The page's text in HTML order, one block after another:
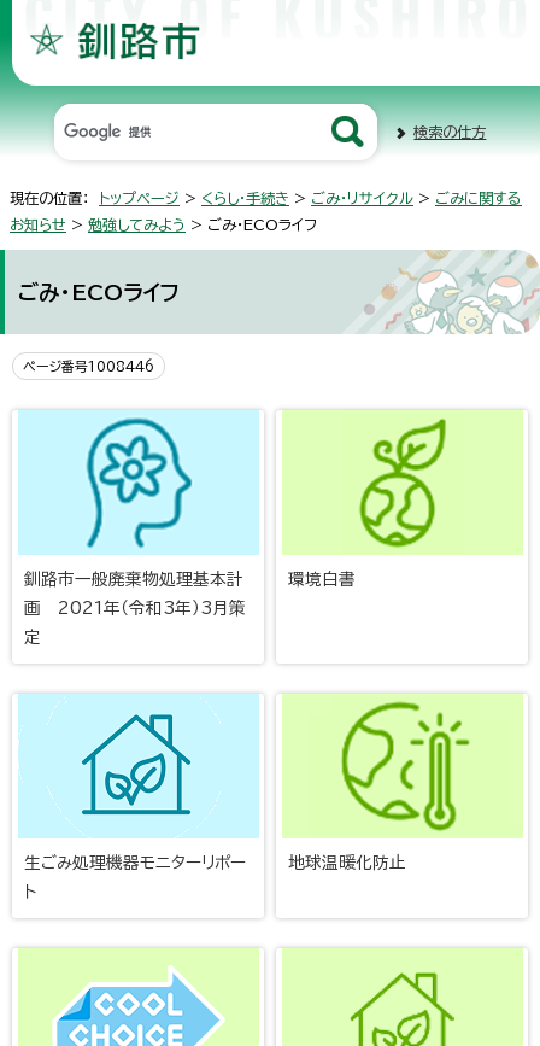
検索の仕方
現在の位置： トップページ > くらし・手続き > ごみ・リサイクル > ごみに関する
お知らせ > 勉強してみよう > ごみ・ECOライフ
ごみ・ECOライフ
ページ番号1008446
釧路市一般廃棄物処理基本計
画 2021年（令和3年）3月策
定
環境白書
生ごみ処理機器モニターリポー
ト
地球温暖化防止